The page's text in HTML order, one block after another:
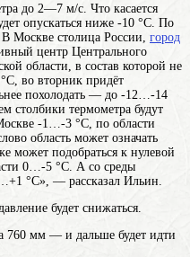
до 2—7 м/с. Что касается
опускаться ниже -10 °С. По
В Москве столица России, город
центр Центрального
области, в состав которой не
во вторник придёт
похолодать — до -12…-14
столбики термометра будут
-1…-3 °С, по области
область может означать
может подобраться к нулевой
0…-5 °С. А со среды
°С», — рассказал Ильин.
будет снижаться.
760 мм — и дальше будет идти